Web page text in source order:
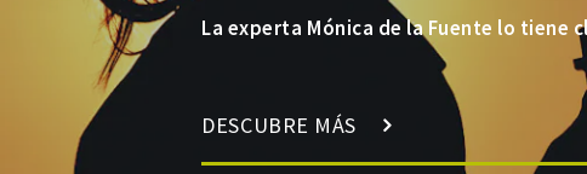
La experta Mónica de la Fuente lo tiene
DESCUBRE MÁS